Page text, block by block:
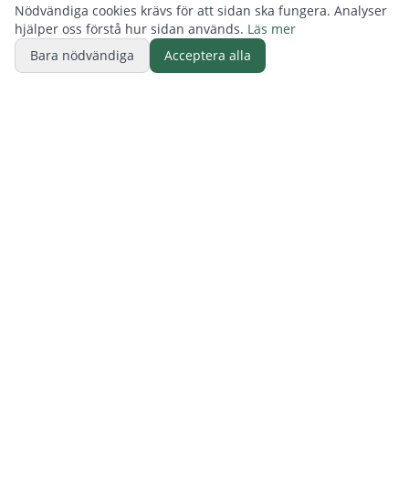
Nödvändiga cookies krävs för att sidan ska fungera. Analyser
hjälper oss förstå hur sidan används. Läs mer
Bara nödvändiga
Acceptera alla